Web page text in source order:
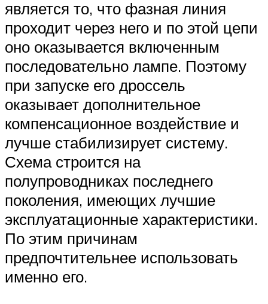
является то, что фазная линия
проходит через него и по этой цепи
оно оказывается включенным
последовательно лампе. Поэтому
при запуске его дроссель
оказывает дополнительное
компенсационное воздействие и
лучше стабилизирует систему.
Схема строится на
полупроводниках последнего
поколения, имеющих лучшие
эксплуатационные характеристики.
По этим причинам
предпочтительнее использовать
именно его.